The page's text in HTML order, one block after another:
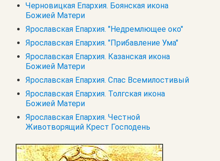
Черновицкая Епархия. Боянская икона
Божией Матери
Ярославская Епархия. "Недремлющее око"
Ярославская Епархия. "Прибавление Ума"
Ярославская Епархия. Казанская икона
Божией Матери
Ярославская Епархия. Спас Всемилостивый
Ярославская Епархия. Толгская икона
Божией Матери
Ярославская Епархия. Честной
Животворящий Крест Господень